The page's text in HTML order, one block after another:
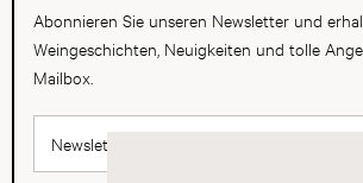
Abonnieren Sie unseren Newsletter und
Weingeschichten, Neuigkeiten und tolle
Mailbox.
Newsletter abonnieren